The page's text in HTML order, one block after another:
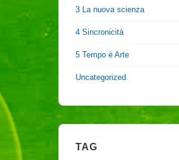
3 La nuova scienza
4 Sincronicità
5 Tempo è Arte
Uncategorized
TAG